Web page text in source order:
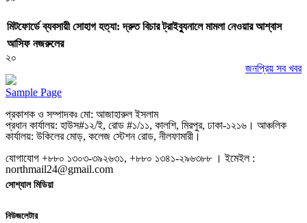
মিটফোর্ডে ব্যবসায়ী সোহাগ হত্যা: দ্রুত বিচার ট্রাইব্যুনালে মামলা নেওয়ার আশ্বাস
আসিফ নজরুলের
২০
জনপ্রিয় সব খবর
Sample Page
প্রকাশক ও সম্পাদকঃ মো: আজাহারুল ইসলাম
প্রধান কার্যালয়: হাউস#১২/ই, রোড #১/১১, কালশি, মিরপুর, ঢাকা-১২১৬। আঞ্চলিক
কার্যালয়: উকিলের মোড়, কলেজ স্টেশন রোড, নীলফামারী।
যোগাযোগ +৮৮০ ১৩০৩-৩৯২৬৩১, +৮৮০ ১৩৪১-২৯৬৩৮৮ । ইমেইল :
northmail24@gmail.com
সোশ্যাল মিডিয়া
নিউজলেটার